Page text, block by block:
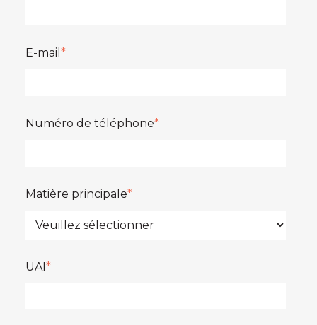
E-mail *
Numéro de téléphone*
Matière principale*
UAI*